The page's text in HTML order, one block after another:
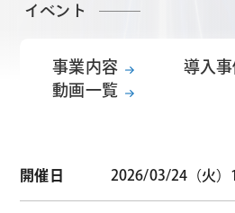
イベント
事業内容
導入事
動画一覧
開催日 2026/03/24（火）